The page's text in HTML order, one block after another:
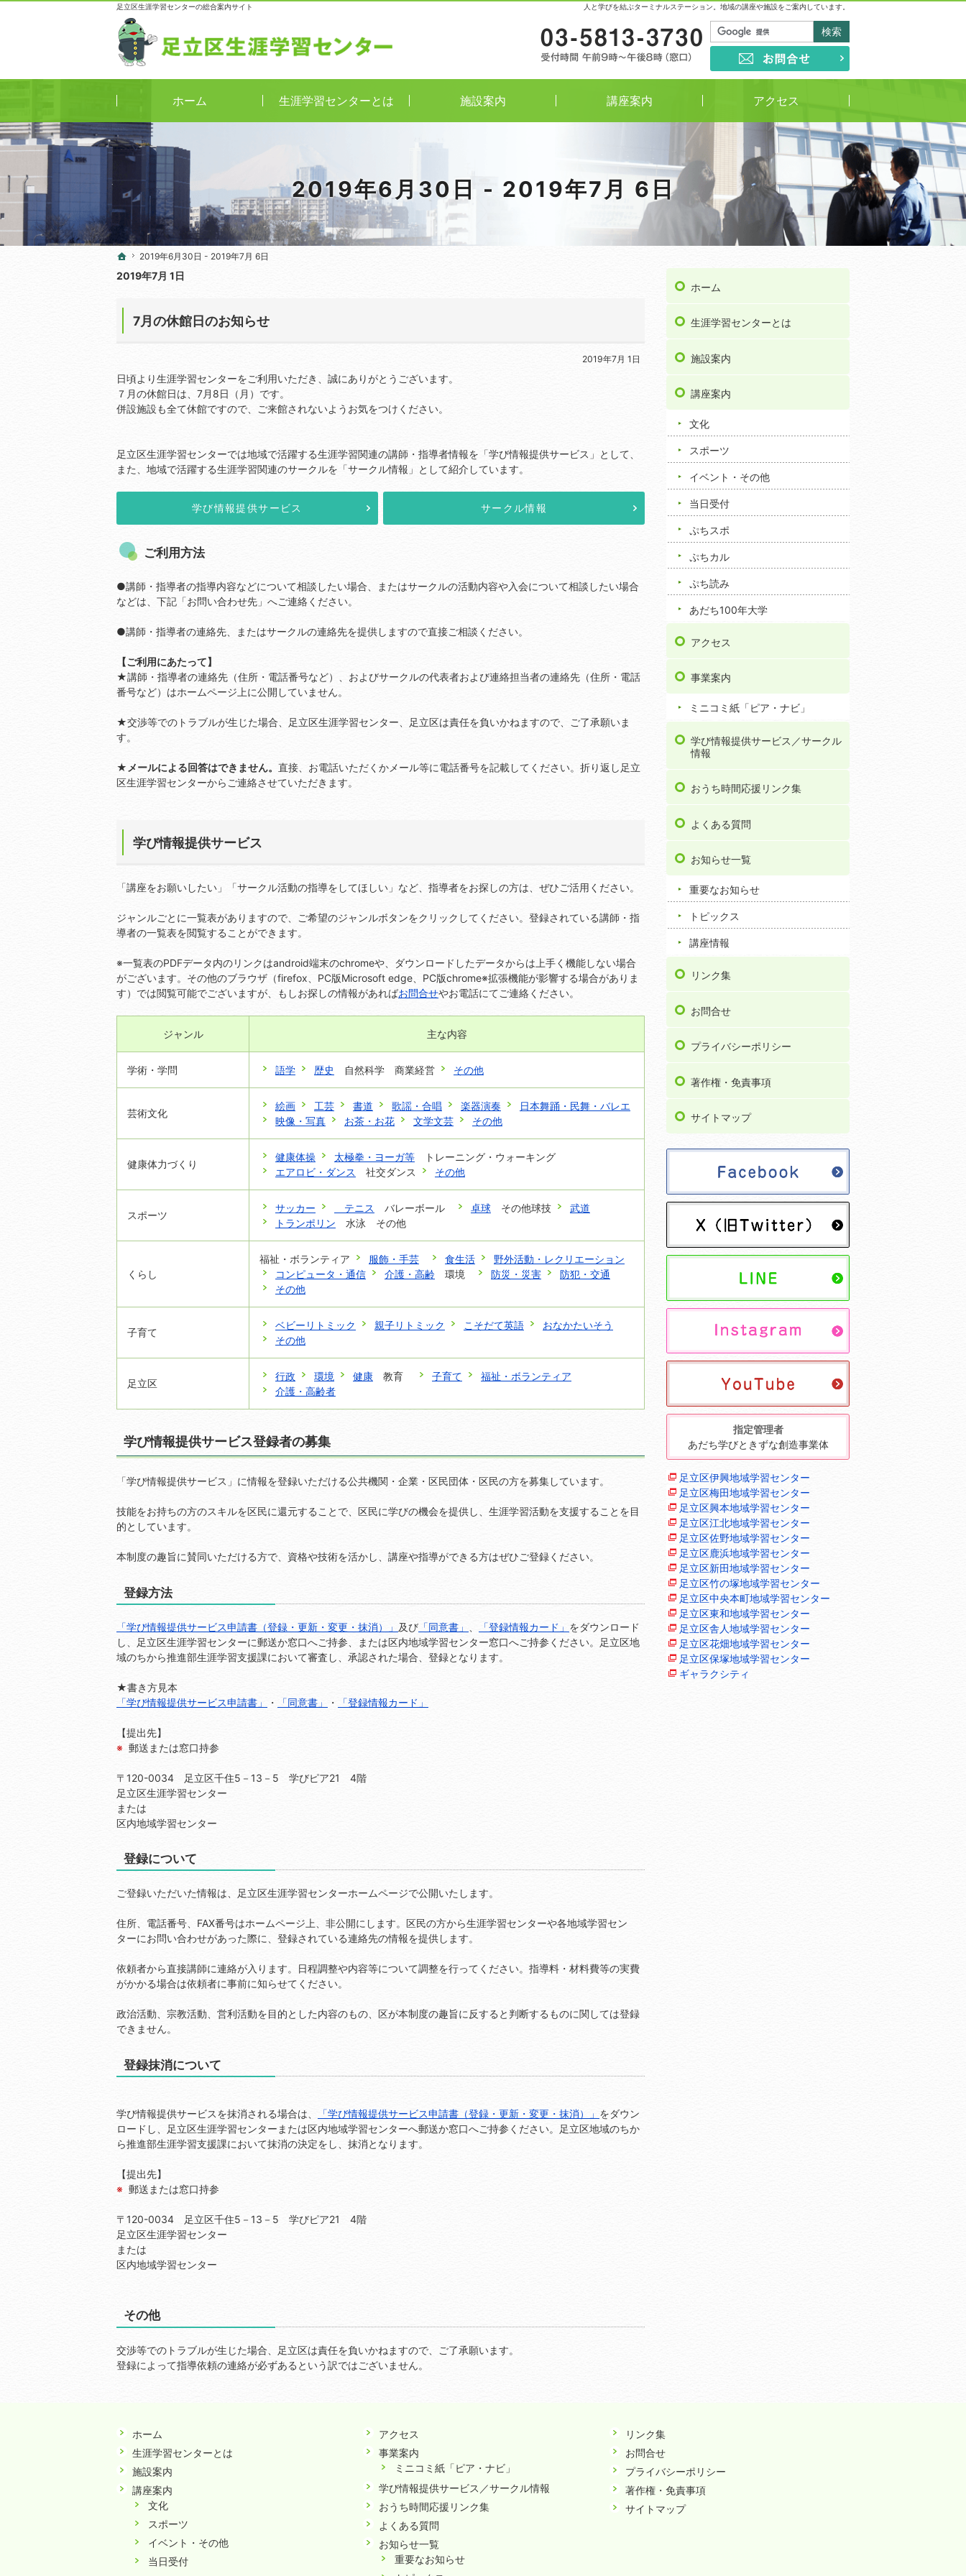
2019年6月30日 - 2019年7月 6日
人と学びを結ぶターミナルステーション。地域の講座や施設をご案内しています。
足立区生涯学習センターの総合案内サイト
ホーム
2019年6月30日 - 2019年7月 6日
2019年7月 1日
7月の休館日のお知らせ
2019年7月 1日
日頃より生涯学習センターをご利用いただき、誠にありがとうございます。
７月の休館日は、7月8日（月）です。
併設施設も全て休館ですので、ご来館されないようお気をつけください。
足立区生涯学習センターでは地域で活躍する生涯学習関連の講師・指導者情報を「学び情報提供サービス」として、
また、地域で活躍する生涯学習関連のサークルを「サークル情報」として紹介しています。
学び情報提供サービス サークル情報
ご利用方法
●講師・指導者の指導内容などについて相談したい場合、またはサークルの活動内容や入会について相談したい場合
などは、下記「お問い合わせ先」へご連絡ください。
●講師・指導者の連絡先、またはサークルの連絡先を提供しますので直接ご相談ください。
【ご利用にあたって】
★講師・指導者の連絡先（住所・電話番号など）、およびサークルの代表者および連絡担当者の連絡先（住所・電話
番号など）はホームページ上に公開していません。
★交渉等でのトラブルが生じた場合、足立区生涯学習センター、足立区は責任を負いかねますので、ご了承願いま
す。
★ メールによる回答はできません。 直接、お電話いただくかメール等に電話番号を記載してください。折り返し足立
区生涯学習センターからご連絡させていただきます。
学び情報提供サービス
「講座をお願いしたい」「サークル活動の指導をしてほしい」など、指導者をお探しの方は、ぜひご活用ください。
ジャンルごとに一覧表がありますので、ご希望のジャンルボタンをクリックしてください。登録されている講師・指
導者の一覧表を閲覧することができます。
※一覧表のPDFデータ内のリンクはandroid端末のchromeや、ダウンロードしたデータからは上手く機能しない場合
がございます。その他のブラウザ（firefox、PC版Microsoft edge、PC版chrome※拡張機能が影響する場合がありま
す）では閲覧可能でございますが、もしお探しの情報があればお問合せやお電話にてご連絡ください。
ジャンル 主な内容
学術・学問 語学 歴史 自然科学 商業経営 その他
芸術文化
絵画 工芸 書道 歌謡・合唱 楽器演奏
日本舞踊・民舞・バレエ
映像・写真
お茶・お花 文学文芸 その他
健康体力づくり
健康体操 太極拳・ヨーガ等 トレーニング・ウォーキング
エアロビ・ダンス
社交ダンス その他
スポーツ
サッカー テニス バレーボール 卓球 その他球技
武道
トランポリン 水泳 その他
くらし
福祉・ボランティア 服飾・手芸 食生活
野外活動・レクリエーション
コンピュータ・通信
介護・高齢 環境 防災・災害
防犯・交通
その他
子育て
ベビーリトミック 親子リトミック こそだて英語
おなかたいそう
その他
足立区
行政 環境 健康 教育 子育て
福祉・ボランティア
介護・高齢者
学び情報提供サービス登録者の募集
「学び情報提供サービス」に情報を登録いただける公共機関・企業・区民団体・区民の方を募集しています。
技能をお持ちの方のスキルを区民に還元することで、区民に学びの機会を提供し、生涯学習活動を支援することを目
的としています。
本制度の趣旨に賛同いただける方で、資格や技術を活かし、講座や指導ができる方はぜひご登録ください。
登録方法
「学び情報提供サービス申請書（登録・更新・変更・抹消）」 及び 「同意書」 「登録情報カード」 をダウンロード
し、足立区生涯学習センターに郵送か窓口へご持参、または区内地域学習センター窓口へご持参ください。足立区地
域のちから推進部生涯学習支援課において審査し、承認された場合、登録となります。
★書き方見本
「学び情報提供サービス申請書」
・ 「同意書」 ・ 「登録情報カード」
【提出先】
郵送または窓口持参
〒120-0034 足立区千住5－13－5 学びピア21 4階
足立区生涯学習センター
または
区内地域学習センター
登録について
ご登録いただいた情報は、足立区生涯学習センターホームページで公開いたします。
住所、電話番号、FAX番号はホームページ上、非公開にします。区民の方から生涯学習センターや各地域学習セン
ターにお問い合わせがあった際に、登録されている連絡先の情報を提供します。
依頼者から直接講師に連絡が入ります。日程調整や内容等について調整を行ってください。指導料・材料費等の実費
がかかる場合は依頼者に事前に知らせてください。
政治活動、宗教活動、営利活動を目的とした内容のもの、区が本制度の趣旨に反すると判断するものに関しては登録
できません。
登録抹消について
学び情報提供サービスを抹消される場合は、 「学び情報提供サービス申請書（登録・更新・変更・抹消）」 をダウン
ロードし、足立区生涯学習センターまたは区内地域学習センターへ郵送か窓口へご持参ください。足立区地域のちか
ら推進部生涯学習支援課において抹消の決定をし、抹消となります。
【提出先】
郵送または窓口持参
〒120-0034 足立区千住5－13－5 学びピア21 4階
足立区生涯学習センター
または
区内地域学習センター
その他
交渉等でのトラブルが生じた場合、足立区は責任を負いかねますので、ご了承願います。
登録によって指導依頼の連絡が必ずあるという訳ではございません。
ホーム
生涯学習センターとは
施設案内
講座案内
文化
スポーツ
イベント・その他
当日受付
ぷちスポ
ぷちカル
ぷち読み
あだち100年大学
アクセス
事業案内
ミニコミ紙「ピア・ナビ」
学び情報提供サービス／サークル
情報
おうち時間応援リンク集
よくある質問
お知らせ一覧
重要なお知らせ
トピックス
講座情報
リンク集
お問合せ
プライバシーポリシー
著作権・免責事項
サイトマップ
指定管理者
あだち学びときずな創造事業体
足立区伊興地域学習センター
足立区梅田地域学習センター
足立区興本地域学習センター
足立区江北地域学習センター
足立区佐野地域学習センター
足立区鹿浜地域学習センター
足立区新田地域学習センター
足立区竹の塚地域学習センター
足立区中央本町地域学習センター
足立区東和地域学習センター
足立区舎人地域学習センター
足立区花畑地域学習センター
足立区保塚地域学習センター
ギャラクシティ
ホーム
2019年6月30日 - 2019年7月 6日
03-5813-3730
受付時間午前9時～午後8時（窓口）
ホーム 生涯学習センターとは 施設案内 講座案内 アクセス
ホーム
生涯学習センターとは
施設案内
講座案内
文化
スポーツ
イベント・その他
当日受付
アクセス
事業案内
ミニコミ紙「ピア・ナビ」
学び情報提供サービス／サークル情報
おうち時間応援リンク集
よくある質問
お知らせ一覧
重要なお知らせ
リンク集
お問合せ
プライバシーポリシー
著作権・免責事項
サイトマップ